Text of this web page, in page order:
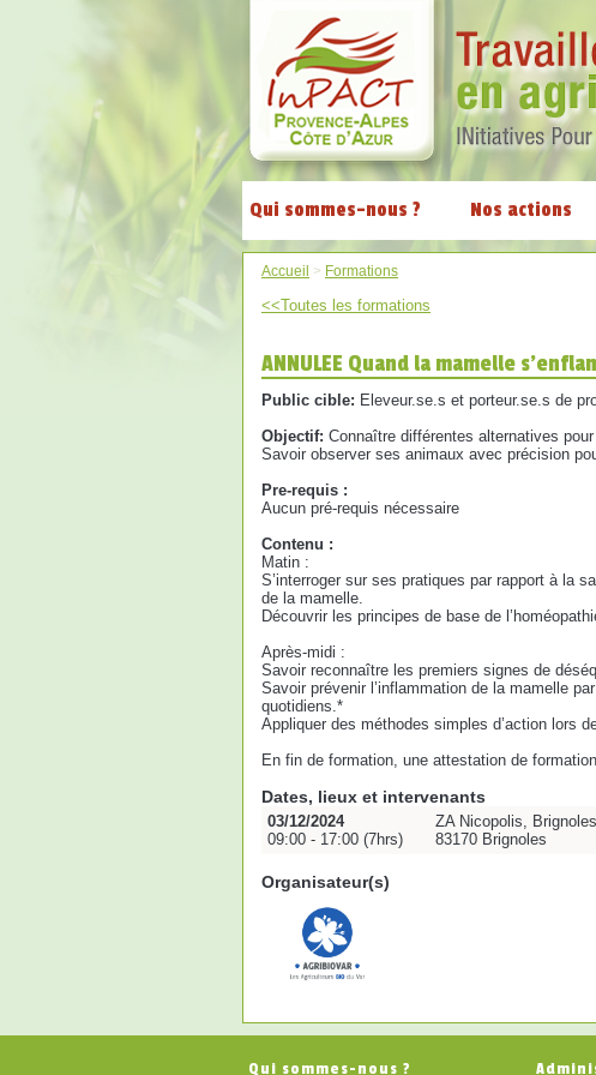
Qui sommes-nous ? Nos actions
Accueil > Formations
<<Toutes les formations
ANNULEE Quand la mamelle
Public cible: Eleveur.se.s et porteur.se.s de
Objectif: Connaître différentes alternatives
Savoir observer ses animaux avec précision
Pre-requis :
Aucun pré-requis nécessaire
Contenu :
Matin :
S’interroger sur ses pratiques par rapport à la
de la mamelle.
Découvrir les principes de base de
Après-midi :
Savoir reconnaître les premiers signes de
Savoir prévenir l’inflammation de la mamelle
quotidiens.*
Appliquer des méthodes simples d’action lors
En fin de formation, une attestation de
Dates, lieux et intervenants
03/12/2024
09:00 - 17:00 (7hrs)
ZA Nicopolis, Brignoles
83170 Brignoles
Organisateur(s)
Qui sommes-nous ?